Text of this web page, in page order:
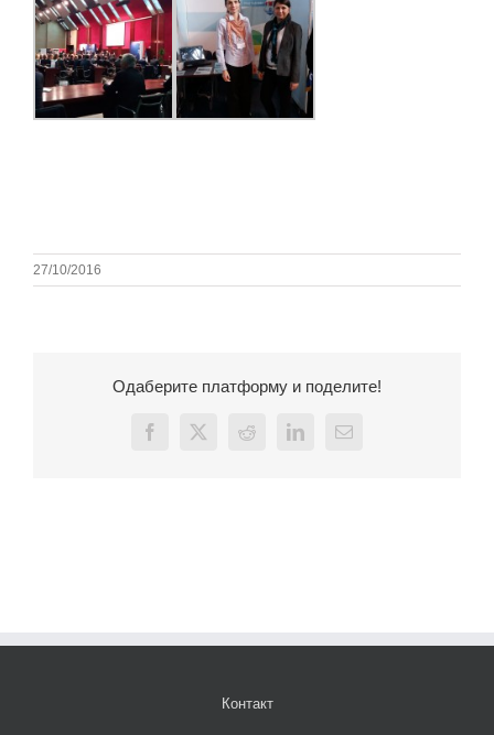
27/10/2016
Одаберите платформу и поделите!
Facebook
X Reddit LinkedInEmail
Контакт